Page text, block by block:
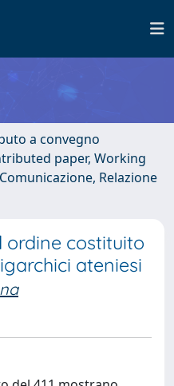
a convegno
paper, Working
Relazione
ordine costituito
ateniesi